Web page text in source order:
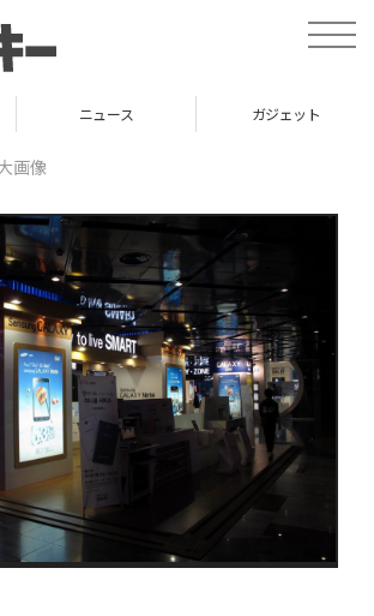
toggle
ニュース ガジェット
画像